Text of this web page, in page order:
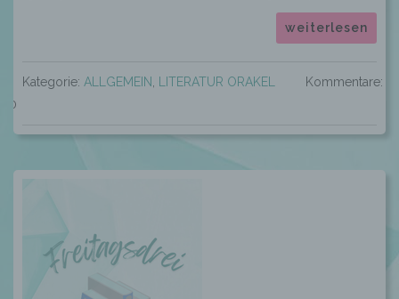
weiterlesen
Kategorie: ALLGEMEIN LITERATUR ORAKEL
Kommentare:
0